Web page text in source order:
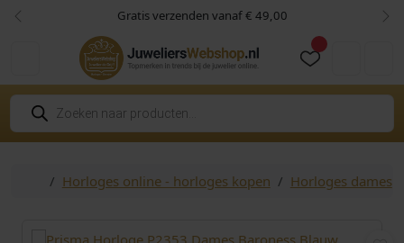
Skip to content
Skip to footer Gratis verzenden vanaf € 49,00
Vorige
P
o
d
HomeHorloges online - horloges kopen Horloges dames